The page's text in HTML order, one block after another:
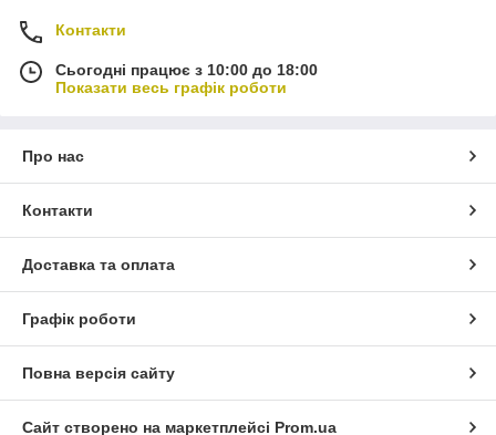
Контакти
Сьогодні працює з 10:00 до 18:00
Показати весь графік роботи
Про нас
Контакти
Доставка та оплата
Графік роботи
Повна версія сайту
Сайт створено на маркетплейсі Prom.ua